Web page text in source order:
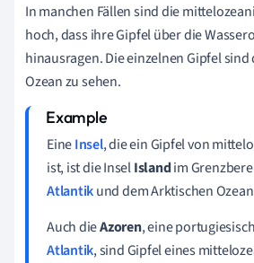
In manchen Fällen sind die
hoch, dass ihre Gipfel über die
hinausragen. Die einzelnen Gipfel sind
Ozean zu sehen.
EineInsel, die ein Gipfel von
ist, ist die InselIslandim
Atlantikund dem Arktischen
Auch dieAzoren, eine
Atlantik, sind Gipfel eines